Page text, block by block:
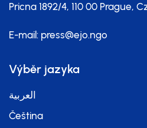
Pricna 1892/4, 110 00 Prague,
E-mail: press@ejo.ngo
Výběr jazyka
العربية
Čeština